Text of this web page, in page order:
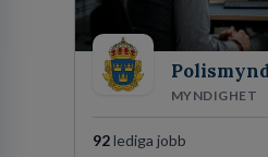
MYNDIGHET
92 lediga jobb